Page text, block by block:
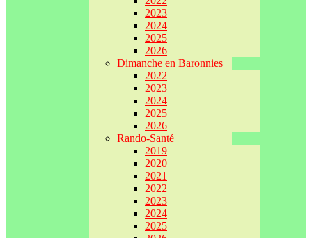
2023
2024
2025
2026
Dimanche en Baronnies
2022
2023
2024
2025
2026
Rando-Santé
2019
2020
2021
2022
2023
2024
2025